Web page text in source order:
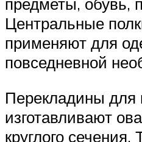
предметы, обувь,
Центральные
применяют для
повседневной
Перекладины для
изготавливают
круглого сечения.